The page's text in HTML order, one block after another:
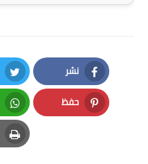
نشر
Facebook
حفظ
Pinterest